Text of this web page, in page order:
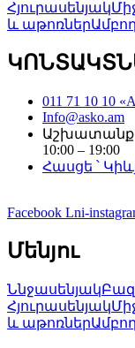
Հյուրասենյակ
և աթոռներ
011 71 10 10
Info@asko.am
10:00 – 19:00
Հասցե ՝
Facebook Lni-
Մենյու
Ննջասենյակ
Հյուրասենյակ
և աթոռներ